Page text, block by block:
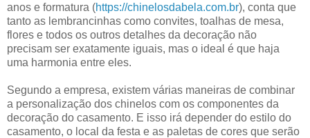
anos e formatura (https://chinelosdabela.com.br), conta que
tanto as lembrancinhas como convites, toalhas de mesa,
flores e todos os outros detalhes da decoração não
precisam ser exatamente iguais, mas o ideal é que haja
uma harmonia entre eles.
Segundo a empresa, existem várias maneiras de combinar
a personalização dos chinelos com os componentes da
decoração do casamento. E isso irá depender do estilo do
casamento, o local da festa e as paletas de cores que serão